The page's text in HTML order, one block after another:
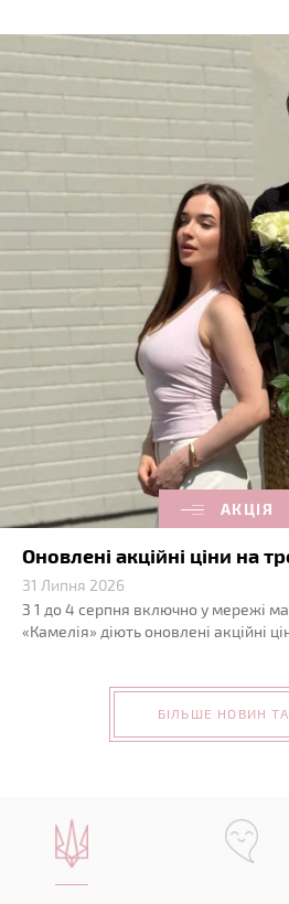
АКЦІЯ
Оновлені акційні ціни на
31 Липня 2026
З 1 до 4 серпня включно у мережі
«Камелія» діють оновлені акційні
БІЛЬШЕ НОВИН ТА